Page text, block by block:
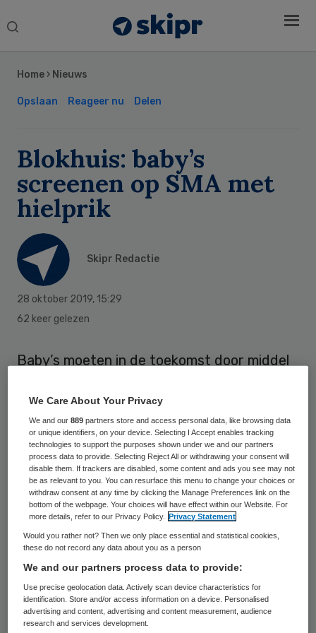
Search
Home › Nieuws
Opslaan Reageer nu Delen
Blokhuis: baby’s
screenen op SMA met
hielprik
Skipr Redactie
28 oktober 2019, 15:29
62 keer gelezen
Baby’s moeten in de toekomst door middel
ziekte spinale spieratrofie (SMA). Dat vindt
staatssecretaris Paul Blokhuis
(Volksgezondheid). Hij vraagt het
Rijksinstituut voor Volksgezondheid en
Milieu (RIVM) voorbereidingen te treffen om
de hielprikscreening uit te breiden.
De Gezondheidsraad adviseerde Blokhuis
afgelopen zomer met de hielprik op SMA te
controleren. “Voordeel is dat kinderen met
de ernstigste varianten van de ziekte dan
behandeld kunnen worden voordat ze
Sidebar
We Care About Your Privacy
We and our889 partners store and access personal data, like browsing data
or unique identifiers, on your device. Selecting I Accept enables tracking
technologies to support the purposes shown under we and our partners
process data to provide. Selecting Reject All or withdrawing your consent will
disable them. If trackers are disabled, some content and ads you see may not
be as relevant to you. You can resurface this menu to change your choices or
withdraw consent at any time by clicking the Manage Preferences link on the
bottom of the webpage. Your choices will have effect within our Website. For
more details, refer to our Privacy Policy.
Privacy Statement
Would you rather not? Then we only place essential and statistical cookies,
these do not record any data about you as a person
We and our partners process data to provide:
Use precise geolocation data. Actively scan device characteristics for
identification. Store and/or access information on a device. Personalised
advertising and content, advertising and content measurement, audience
research and services development.